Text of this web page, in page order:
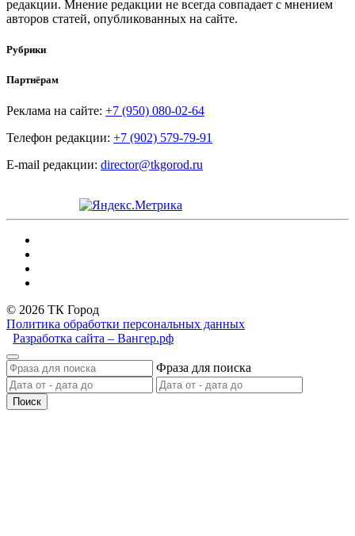
редакции. Мнение редакции не всегда совпадает с мнением
авторов статей, опубликованных на сайте.
Рубрики
Партнёрам
Реклама на сайте: +7 (950) 080-02-64
Телефон редакции: +7 (902) 579-79-91
E-mail редакции: director@tkgorod.ru
© 2026 ТК Город
Политика обработки персональных данных
Разработка сайта – Вангер.рф
Фраза для поиска
Поиск